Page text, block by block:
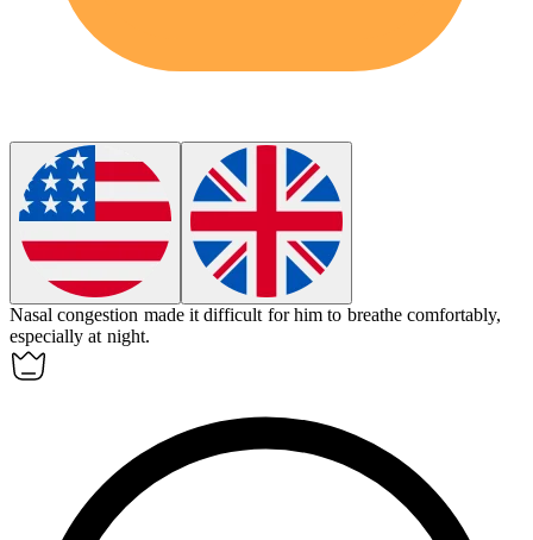
Nasalcongestion made it difficult for him to breathe comfortably,
especially at night.